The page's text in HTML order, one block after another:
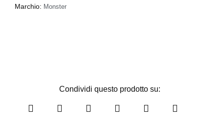
Marchio: Monster
Condividi questo prodotto su: